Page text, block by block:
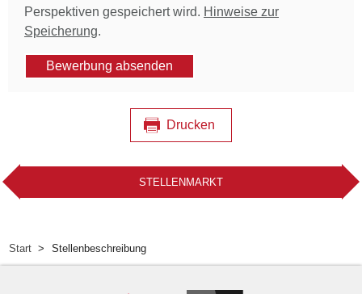
Perspektiven gespeichert wird. Hinweise zur
Speicherung.
Bewerbung absenden
Drucken
STELLENMARKT
Start Stellenbeschreibung